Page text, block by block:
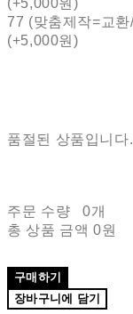
77 (맞춤제작=교
(+5,000원)
품절된 상품입니다.
주문 수량
0개
총 상품 금액 0원
구매하기
장바구니에 담기